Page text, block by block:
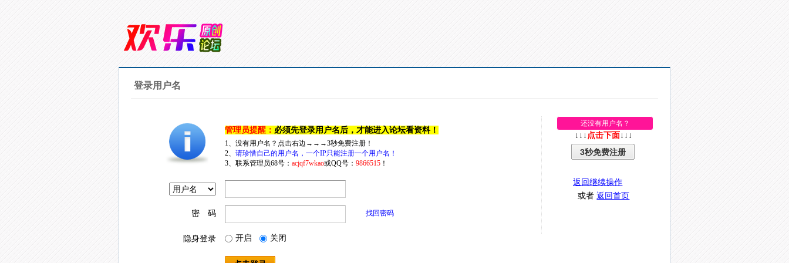
登录用户名
管理员提醒： 必须先登录用户名后，才能进入论坛看资料！
1、没有用户名？点击右边→→→3秒免费注册！
2、 请珍惜自己的用户名，一个IP只能注册一个用户名！
3、联系管理员68号： acjqf7wkao或QQ号： 9866515！
密 码 找回密码
隐身登录 开启 关闭
还没有用户名？
↓↓↓ 点击下面 ↓↓↓
3秒免费注册
返回继续操作
或者返回首页